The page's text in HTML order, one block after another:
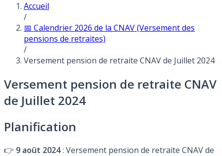
Accueil
/
📅 Calendrier 2026 de la CNAV (Versement des
pensions de retraites)
/
Versement pension de retraite CNAV de Juillet 2024
Versement pension de retraite CNAV
de Juillet 2024
Planification
👉 9 août 2024: Versement pension de retraite CNAV de